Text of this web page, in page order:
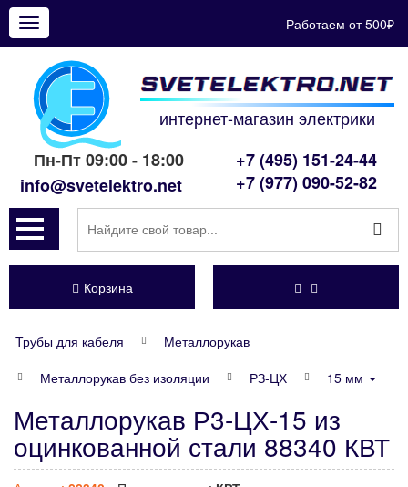
Показать
меню
Работаем от 500₽
интернет-магазин электрики
Пн-Пт 09:00 - 18:00
info@svetelektro.net
+7 (495) 151-24-44
+7 (977) 090-52-82
Корзина
Трубы для кабеля
Металлорукав
Металлорукав без изоляции
РЗ-ЦХ 15 мм
Металлорукав Р3-ЦХ-15 из
оцинкованной стали 88340 КВТ